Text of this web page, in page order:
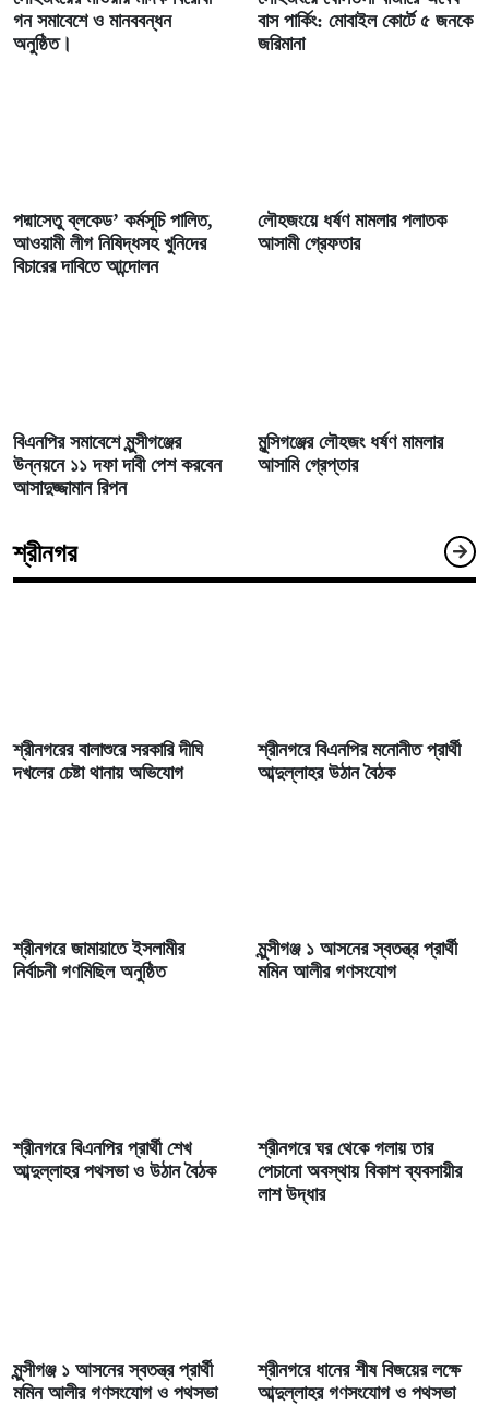
গন সমাবেশে ও মানববন্ধন
অনুষ্ঠিত।
বাস পার্কিং: মোবাইল কোর্টে ৫ জনকে
জরিমানা
পদ্মাসেতু ব্লকেড’ কর্মসূচি পালিত,
আওয়ামী লীগ নিষিদ্ধসহ খুনিদের
বিচারের দাবিতে আন্দোলন
লৌহজংয়ে ধর্ষণ মামলার পলাতক
আসামী গ্রেফতার
বিএনপির সমাবেশে মুন্সীগঞ্জের
উন্নয়নে ১১ দফা দাবী পেশ করবেন
আসাদুজ্জামান রিপন
মুন্সিগঞ্জের লৌহজং ধর্ষণ মামলার
আসামি গ্রেপ্তার
শ্রীনগর
শ্রীনগরের বালাশুরে সরকারি দীঘি
দখলের চেষ্টা থানায় অভিযোগ
শ্রীনগরে বিএনপির মনোনীত প্রার্থী
আব্দুল্লাহর উঠান বৈঠক
শ্রীনগরে জামায়াতে ইসলামীর
নির্বাচনী গণমিছিল অনুষ্ঠিত
মুন্সীগঞ্জ ১ আসনের স্বতন্ত্র প্রার্থী
মমিন আলীর গণসংযোগ
শ্রীনগরে বিএনপির প্রার্থী শেখ
আব্দুল্লাহর পথসভা ও উঠান বৈঠক
শ্রীনগরে ঘর থেকে গলায় তার
পেচানো অবস্থায় বিকাশ ব্যবসায়ীর
লাশ উদ্ধার
মুন্সীগঞ্জ ১ আসনের স্বতন্ত্র প্রার্থী
মমিন আলীর গণসংযোগ ও পথসভা
শ্রীনগরে ধানের শীষ বিজয়ের লক্ষে
আব্দুল্লাহর গণসংযোগ ও পথসভা